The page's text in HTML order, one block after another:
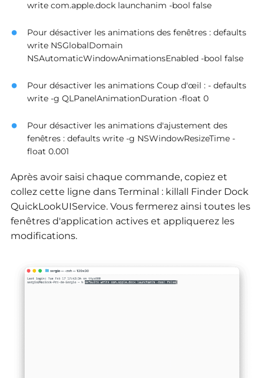
write com.apple.dock launchanim -bool false
Pour désactiver les animations des fenêtres : defaults
write NSGlobalDomain
NSAutomaticWindowAnimationsEnabled -bool false
Pour désactiver les animations Coup d'œil : - defaults
write -g QLPanelAnimationDuration -float 0
Pour désactiver les animations d'ajustement des
fenêtres : defaults write -g NSWindowResizeTime -
float 0.001
Après avoir saisi chaque commande, copiez et
collez cette ligne dans Terminal : killall Finder Dock
QuickLookUIService. Vous fermerez ainsi toutes les
fenêtres d'application actives et appliquerez les
modifications.